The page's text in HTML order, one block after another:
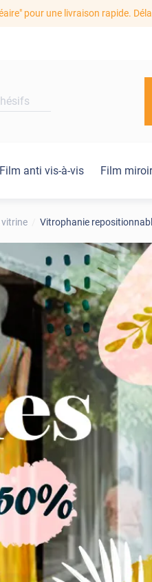
pour une livraison rapide.
Film anti vis-à-vis Film
Vitrophanie